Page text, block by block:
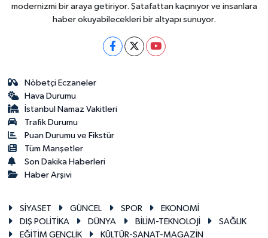
modernizmi bir araya getiriyor. Şatafattan kaçınıyor ve insanlara
haber okuyabilecekleri bir altyapı sunuyor.
Nöbetçi Eczaneler
Hava Durumu
İstanbul Namaz Vakitleri
Trafik Durumu
Puan Durumu ve Fikstür
Tüm Manşetler
Son Dakika Haberleri
Haber Arşivi
SİYASET GÜNCEL SPOR
EKONOMİ
DIŞ POLİTİKA
DÜNYA BİLİM-TEKNOLOJİ
SAĞLIK
EĞİTİM GENÇLİK
KÜLTÜR-SANAT-MAGAZİN